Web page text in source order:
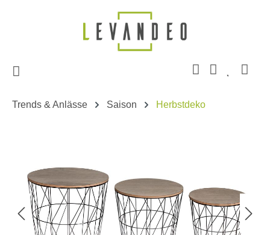
Zum Hauptinhalt springen
Trends & Anlässe Saison Herbstdeko